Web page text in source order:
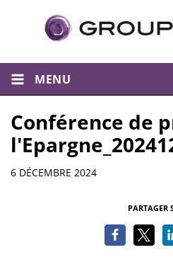
MENU
Conférence de
Informations
6 DÉCEMBRE 2024
PARTAGER